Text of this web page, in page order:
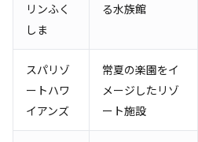
リンふく
しま
る水族館
スパリゾ
ートハワ
イアンズ
常夏の楽園をイ
メージしたリゾ
ート施設